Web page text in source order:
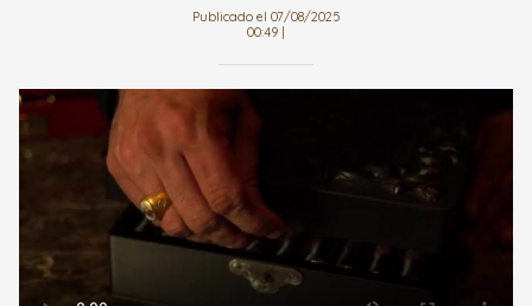
Publicado el 07/08/2025
00:49 |